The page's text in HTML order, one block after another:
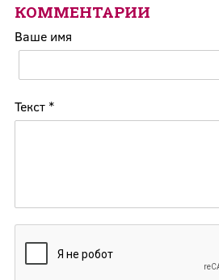
КОММЕНТАРИИ
Ваше имя
Текст *